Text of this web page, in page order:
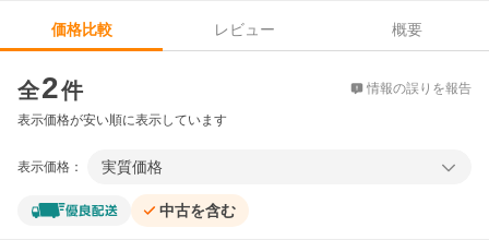
価格比較 レビュー
概要
全2件 情報の誤りを報告
表示価格が安い順に表示しています
表示価格： 実質価格
中古を含む